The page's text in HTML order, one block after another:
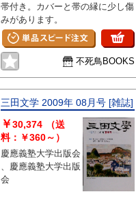
帯付き。カバーと帯の縁に少し傷
みがあります。
不死鳥BOOKS
三田文学 2009年 08月号 [雑誌]
￥30,374
（送
料：￥360～）
慶應義塾大学出版会
、慶應義塾大学出版
会